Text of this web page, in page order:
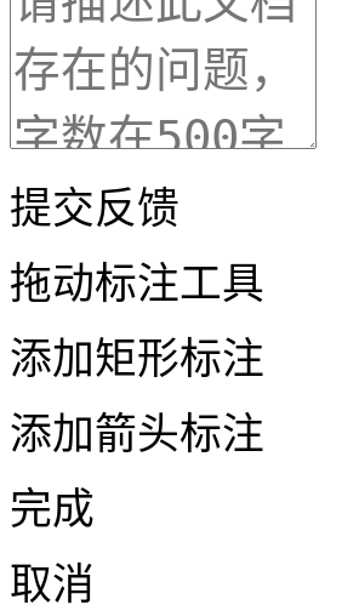
提交反馈
拖动标注工具
添加矩形标注
添加箭头标注
完成
取消